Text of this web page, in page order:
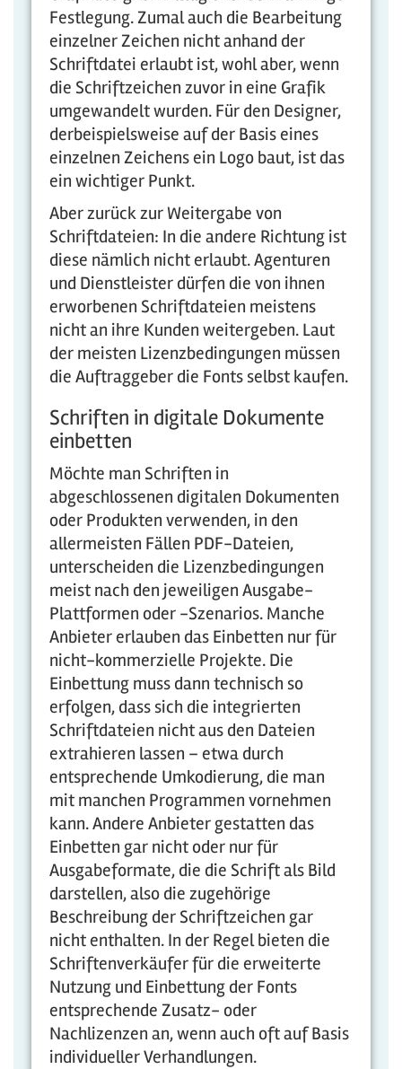
Festlegung. Zumal auch die Bearbeitung
einzelner Zeichen nicht anhand der
Schriftdatei erlaubt ist, wohl aber, wenn
die Schriftzeichen zuvor in eine Grafik
umgewandelt wurden. Für den Designer,
derbeispielsweise auf der Basis eines
einzelnen Zeichens ein Logo baut, ist das
ein wichtiger Punkt.
Aber zurück zur Weitergabe von
Schriftdateien: In die andere Richtung ist
diese nämlich nicht erlaubt. Agenturen
und Dienstleister dürfen die von ihnen
erworbenen Schriftdateien meistens
nicht an ihre Kunden weitergeben. Laut
der meisten Lizenzbedingungen müssen
die Auftraggeber die Fonts selbst kaufen.
Schriften in digitale Dokumente
einbetten
Möchte man Schriften in
abgeschlossenen digitalen Dokumenten
oder Produkten verwenden, in den
allermeisten Fällen PDF-Dateien,
unterscheiden die Lizenzbedingungen
meist nach den jeweiligen Ausgabe-
Plattformen oder -Szenarios. Manche
Anbieter erlauben das Einbetten nur für
nicht-kommerzielle Projekte. Die
Einbettung muss dann technisch so
erfolgen, dass sich die integrierten
Schriftdateien nicht aus den Dateien
extrahieren lassen – etwa durch
entsprechende Umkodierung, die man
mit manchen Programmen vornehmen
kann. Andere Anbieter gestatten das
Einbetten gar nicht oder nur für
Ausgabeformate, die die Schrift als Bild
darstellen, also die zugehörige
Beschreibung der Schriftzeichen gar
nicht enthalten. In der Regel bieten die
Schriftenverkäufer für die erweiterte
Nutzung und Einbettung der Fonts
entsprechende Zusatz- oder
Nachlizenzen an, wenn auch oft auf Basis
individueller Verhandlungen.